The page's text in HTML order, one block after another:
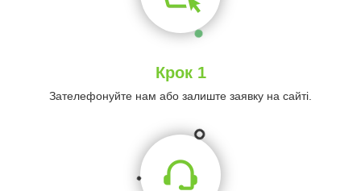
Крок 1
Зателефонуйте нам або залиште заявку на сайті.